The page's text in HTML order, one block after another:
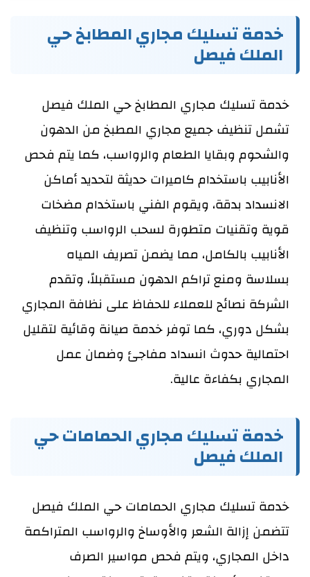
خدمة تسليك مجاري المطابخ حي
الملك فيصل
خدمة تسليك مجاري المطابخ حي الملك فيصل
تشمل تنظيف جميع مجاري المطبخ من الدهون
والشحوم وبقايا الطعام والرواسب، كما يتم فحص
الأنابيب باستخدام كاميرات حديثة لتحديد أماكن
الانسداد بدقة، ويقوم الفني باستخدام مضخات
قوية وتقنيات متطورة لسحب الرواسب وتنظيف
الأنابيب بالكامل، مما يضمن تصريف المياه
بسلاسة ومنع تراكم الدهون مستقبلاً، وتقدم
الشركة نصائح للعملاء للحفاظ على نظافة المجاري
بشكل دوري، كما توفر خدمة صيانة وقائية لتقليل
احتمالية حدوث انسداد مفاجئ وضمان عمل
المجاري بكفاءة عالية.
خدمة تسليك مجاري الحمامات حي
الملك فيصل
خدمة تسليك مجاري الحمامات حي الملك فيصل
تتضمن إزالة الشعر والأوساخ والرواسب المتراكمة
داخل المجاري، ويتم فحص مواسير الصرف